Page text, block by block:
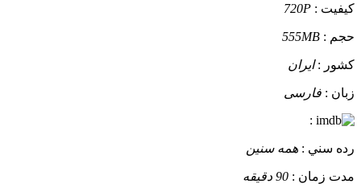
کيفيت : 720P
حجم : 555MB
کشور :ایران
زبان : فارسی
:
رده سني : همه سنین
مدت زمان : 90 دقیقه